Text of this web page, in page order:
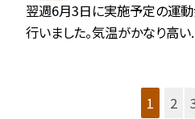
翌週6月3日に実施予定の運
行いました。気温がかなり高い
1 2